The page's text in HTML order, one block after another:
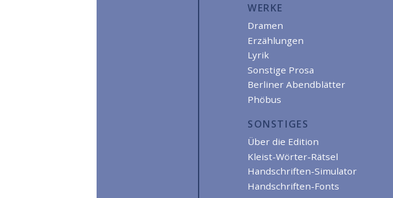
WERKE
Dramen
Erzählungen
Lyrik
Sonstige Prosa
Berliner Abendblätter
Phöbus
SONSTIGES
Über die Edition
Kleist-Wörter-Rätsel
Handschriften-Simulator
Handschriften-Fonts